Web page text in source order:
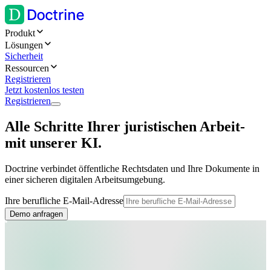
Produkt
Lösungen
Sicherheit
Ressourcen
Registrieren
Jetzt kostenlos testen
Registrieren
Alle Schritte Ihrer juristischen Arbeit-
mit unserer KI.
Doctrine verbindet öffentliche Rechtsdaten und Ihre Dokumente in
einer sicheren digitalen Arbeitsumgebung.
Ihre berufliche E-Mail-Adresse
Demo anfragen